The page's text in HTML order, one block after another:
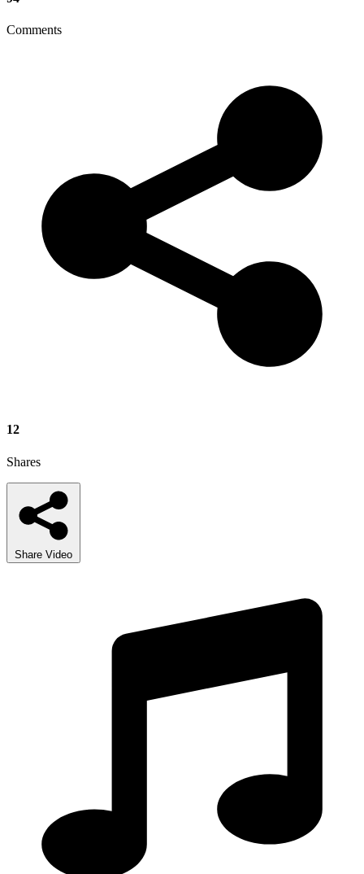
Comments
12
Shares
Share Video